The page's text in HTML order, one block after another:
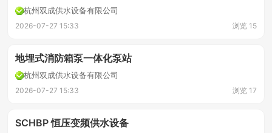
杭州双成供水设备有限公司
2026-07-27 15:33 浏览 15
地埋式消防箱泵一体化泵站
杭州双成供水设备有限公司
2026-07-27 15:33 浏览 17
SCHBP 恒压变频供水设备